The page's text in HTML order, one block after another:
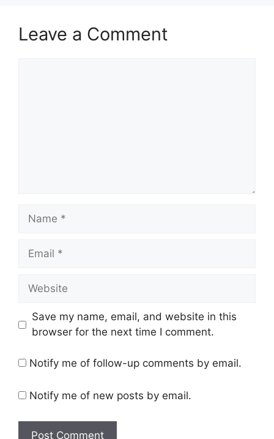
Leave a Comment
Name
Email
Website
Save my name, email, and website in this
browser for the next time I comment.
Notify me of follow-up comments by email.
Notify me of new posts by email.